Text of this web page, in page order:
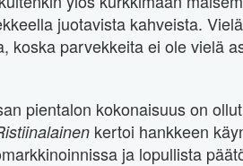
juotavista kahveista.
koska parvekkeita ei ole vielä
pientalon kokonaisuus on
kertoi hankkeen
ja lopullista